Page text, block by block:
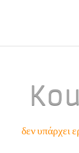
δεν υπάρχει